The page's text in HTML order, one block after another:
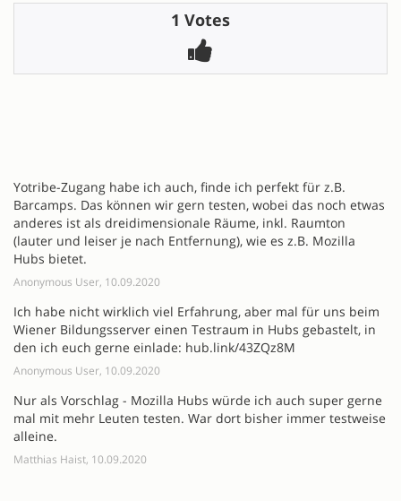
1 Votes
Yotribe-Zugang habe ich auch, finde ich perfekt für z.B.
Barcamps. Das können wir gern testen, wobei das noch etwas
anderes ist als dreidimensionale Räume, inkl. Raumton
(lauter und leiser je nach Entfernung), wie es z.B. Mozilla
Hubs bietet.
Anonymous User, 10.09.2020
Ich habe nicht wirklich viel Erfahrung, aber mal für uns beim
Wiener Bildungsserver einen Testraum in Hubs gebastelt, in
den ich euch gerne einlade: hub.link/43ZQz8M
Anonymous User, 10.09.2020
Nur als Vorschlag - Mozilla Hubs würde ich auch super gerne
mal mit mehr Leuten testen. War dort bisher immer testweise
alleine.
Matthias Haist, 10.09.2020